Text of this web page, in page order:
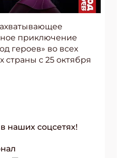
приключение
героев» во всех
страны с 25 октября
наших соцсетях!